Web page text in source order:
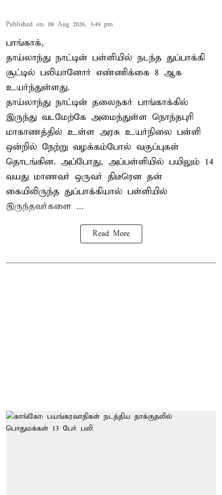
Published on: 08 Aug 2026, 3:49 pm
பாங்காக்,
தாய்லாந்து நாட்டின் பள்ளியில் நடந்த துப்பாக்கி
சூட்டில் பலியானோர் எண்ணிக்கை 8 ஆக
உயர்ந்துள்ளது.
தாய்லாந்து நாட்டின் தலைநகர் பாங்காக்கில்
இருந்து வடமேற்கே அமைந்துள்ள நொந்தபுரி
மாகாணத்தில் உள்ள அரசு உயர்நிலை பள்ளி
ஒன்றில் நேற்று வழக்கம்போல் வகுப்புகள்
தொடங்கின. அப்போது, அப்பள்ளியில் பயிலும் 14
வயது மாணவர் ஒருவர் திடீரென தன்
கையிலிருந்த துப்பாக்கியால் பள்ளியில்
இருந்தவர்களை ...
Read More